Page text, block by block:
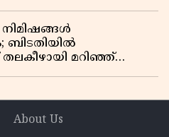
ബിടതിയിൽ
മറിഞ്ഞ്
About Us